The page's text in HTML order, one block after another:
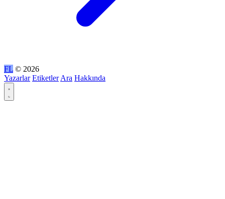
FL © 2026
Yazarlar Etiketler Ara Hakkında